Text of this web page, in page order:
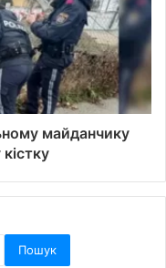
майданчику
Пошук